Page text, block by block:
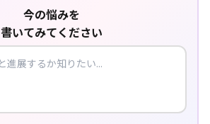
今の悩みを
書いてみてください